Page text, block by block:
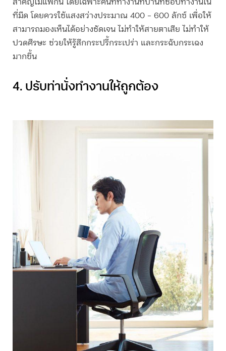
สำคัญไม่แพ้กัน โดยเฉพาะคนที่ทำงานที่บ้านที่ชอบทำงานใน
ที่มืด โดยควรใช้แสงสว่างประมาณ 400 – 600 ลักซ์ เพื่อให้
สามารถมองเห็นได้อย่างชัดเจน ไม่ทำให้สายตาเสีย ไม่ทำให้
ปวดศีรษะ ช่วยให้รู้สึกกระปรี้กระเปร่า และกระฉับกระเฉง
มากขึ้น
4. ปรับท่านั่งทำงานให้ถูกต้อง